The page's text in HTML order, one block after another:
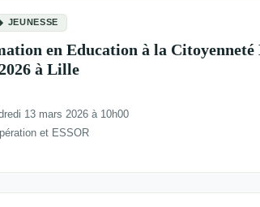
JEUNESSE
en Education à la
à Lille
13 mars 2026 à 10h00
et ESSOR